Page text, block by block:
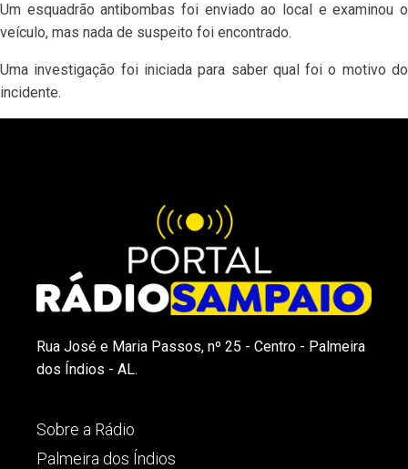
Um esquadrão antibombas foi enviado ao local e examinou o
veículo, mas nada de suspeito foi encontrado.
Uma investigação foi iniciada para saber qual foi o motivo do
incidente.
Rua José e Maria Passos, nº 25 - Centro - Palmeira
dos Índios - AL.
Sobre a Rádio
Palmeira dos Índios